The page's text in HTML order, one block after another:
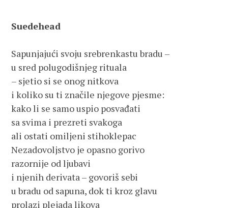
Suedehead
Sapunjajući svoju srebrenkastu bradu –
u sred polugodišnjeg rituala
– sjetio si se onog nitkova
i koliko su ti značile njegove pjesme:
kako li se samo uspio posvađati
sa svima i prezreti svakoga
ali ostati omiljeni stihoklepac
Nezadovoljstvo je opasno gorivo
razornije od ljubavi
i njenih derivata – govoriš sebi
u bradu od sapuna, dok ti kroz glavu
prolazi plejada likova